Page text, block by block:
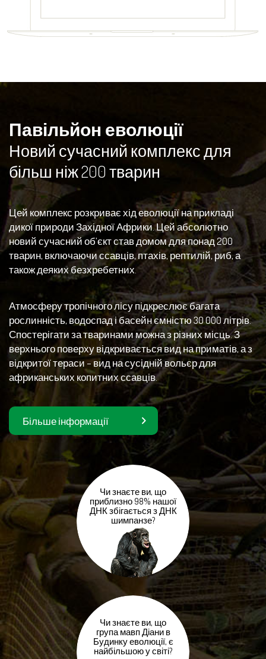
Павільйон еволюції
Новий сучасний комплекс для
більш ніж 200 тварин
Цей комплекс розкриває хід еволюції на прикладі
дикої природи Західної Африки. Цей абсолютно
новий сучасний об’єкт став домом для понад 200
тварин, включаючи ссавців, птахів, рептилій, риб, а
також деяких безхребетних.
Атмосферу тропічного лісу підкреслює багата
рослинність, водоспад і басейн ємністю 30 000 літрів.
Спостерігати за тваринами можна з різних місць. З
верхнього поверху відкривається вид на приматів, а з
відкритої тераси – вид на сусідній вольєр для
африканських копитних ссавців.
Більше інформації
Чи знаєте ви, що
приблизно 98% нашої
ДНК збігається з ДНК
шимпанзе?
Чи знаєте ви, що
група мавп Діани в
Будинку еволюції, є
найбільшою у світі?